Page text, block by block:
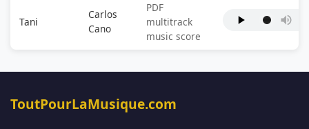
Tani
Carlos
Cano
PDF
multitrack
music score
ToutPourLaMusique.com